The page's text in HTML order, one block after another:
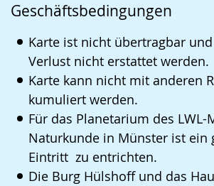
Geschäftsbedingungen
Karte ist nicht übertragbar
Verlust nicht erstattet werden.
Karte kann nicht mit anderen
kumuliert werden.
Für das Planetarium des
Naturkunde in Münster ist ein
Eintritt zu entrichten.
Die Burg Hülshoff und das
wechseln.
Deutscher
Gebärdensprache
wird
angezeigt.